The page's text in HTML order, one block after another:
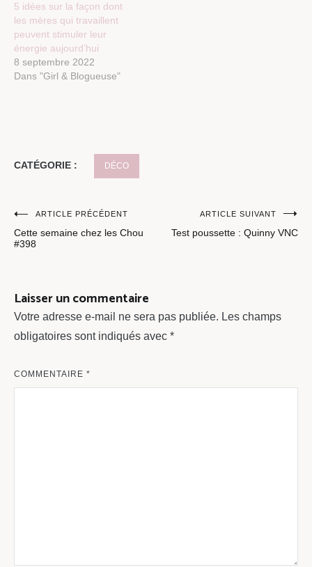
5 idées sur la façon dont
les mères qui travaillent
peuvent stimuler leur
énergie aujourd’hui
8 septembre 2022
Dans "Girl & Blogueuse"
CATÉGORIE : DÉCO
Navigation
de
ARTICLE PRÉCÉDENT
Cette semaine chez les Chou
#398
ARTICLE SUIVANT
Test poussette : Quinny VNC
Laisser un commentaire
Votre adresse e-mail ne sera pas publiée. Les champs
obligatoires sont indiqués avec *
COMMENTAIRE *